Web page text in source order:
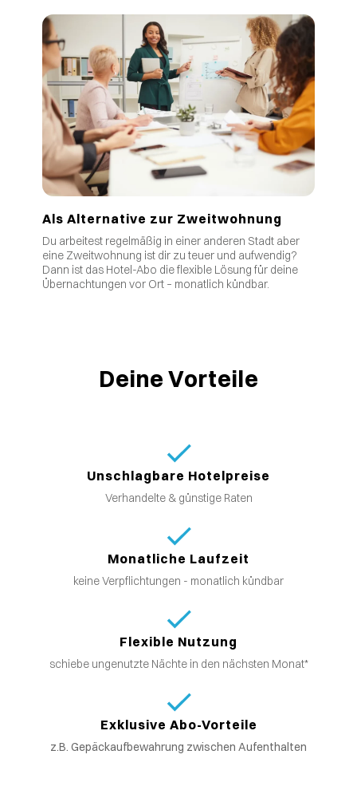
Als Alternative zur Zweitwohnung
Du arbeitest regelmäßig in einer anderen Stadt aber
eine Zweitwohnung ist dir zu teuer und aufwendig?
Dann ist das Hotel-Abo die flexible Lösung für deine
Übernachtungen vor Ort – monatlich kündbar.
Deine Vorteile
Unschlagbare Hotelpreise
Verhandelte & günstige Raten
Monatliche Laufzeit
keine Verpflichtungen - monatlich kündbar
Flexible Nutzung
schiebe ungenutzte Nächte in den nächsten Monat*
Exklusive Abo-Vorteile
z.B. Gepäckaufbewahrung zwischen Aufenthalten